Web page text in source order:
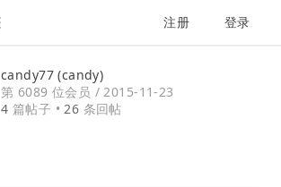
注册 登录
candy77 (candy)
第 6089 位会员 /2015-11-23
4 篇帖子 •26 条回帖